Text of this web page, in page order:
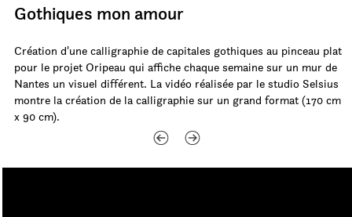
Gothiques mon amour
Création d'une calligraphie de capitales gothiques au pinceau plat
pour le projet Oripeau qui affiche chaque semaine sur un mur de
Nantes un visuel différent. La vidéo réalisée par le studio Selsius
montre la création de la calligraphie sur un grand format (170 cm
x 90 cm).